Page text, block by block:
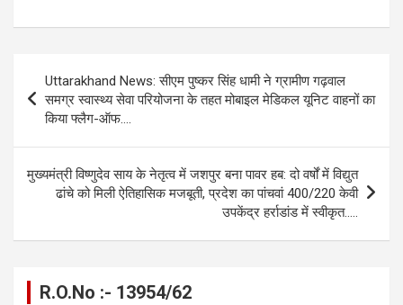
ce
o
o
k
se
g
er
at
A
p
e
gr
a
ail py
Li
n
ar
navigation
Uttarakhand News: सीएम पुष्कर सिंह धामी ने ग्रामीण गढ़वाल
समग्र स्वास्थ्य सेवा परियोजना के तहत मोबाइल मेडिकल यूनिट वाहनों का
किया फ्लैग-ऑफ….
मुख्यमंत्री विष्णुदेव साय के नेतृत्व में जशपुर बना पावर हब: दो वर्षों में विद्युत
ढांचे को मिली ऐतिहासिक मजबूती, प्रदेश का पांचवां 400/220 केवी
उपकेंद्र हर्राडांड में स्वीकृत…..
R.O.No :- 13954/62